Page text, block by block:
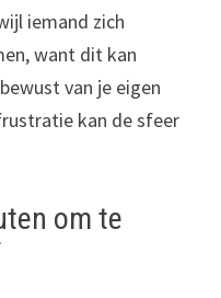
iemand zich
want dit kan
van je eigen
kan de sfeer
om te